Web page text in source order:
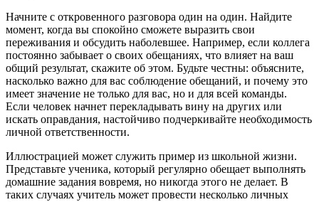
Начните с откровенного разговора один на один. Найдите
момент, когда вы спокойно сможете выразить свои
переживания и обсудить наболевшее. Например, если коллега
постоянно забывает о своих обещаниях, что влияет на ваш
общий результат, скажите об этом. Будьте честны: объясните,
насколько важно для вас соблюдение обещаний, и почему это
имеет значение не только для вас, но и для всей команды.
Если человек начнет перекладывать вину на других или
искать оправдания, настойчиво подчеркивайте необходимость
личной ответственности.
Иллюстрацией может служить пример из школьной жизни.
Представьте ученика, который регулярно обещает выполнять
домашние задания вовремя, но никогда этого не делает. В
таких случаях учитель может провести несколько личных